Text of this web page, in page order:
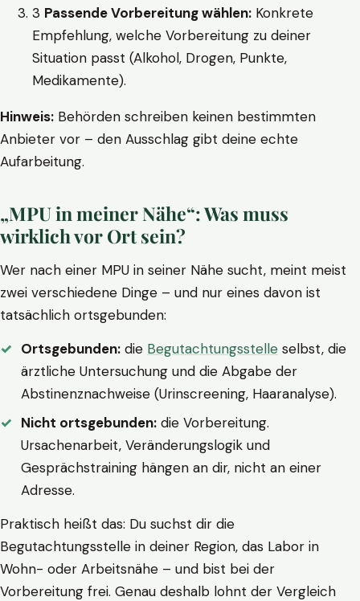
3 Passende Vorbereitung wählen: Konkrete
Empfehlung, welche Vorbereitung zu deiner
Situation passt (Alkohol, Drogen, Punkte,
Medikamente).
Hinweis: Behörden schreiben keinen bestimmten
Anbieter vor – den Ausschlag gibt deine echte
Aufarbeitung.
„MPU in meiner Nähe“: Was muss
wirklich vor Ort sein?
Wer nach einer MPU in seiner Nähe sucht, meint meist
zwei verschiedene Dinge – und nur eines davon ist
tatsächlich ortsgebunden:
Ortsgebunden: die Begutachtungsstelle selbst, die
ärztliche Untersuchung und die Abgabe der
Abstinenznachweise (Urinscreening, Haaranalyse).
Nicht ortsgebunden: die Vorbereitung.
Ursachenarbeit, Veränderungslogik und
Gesprächstraining hängen an dir, nicht an einer
Adresse.
Praktisch heißt das: Du suchst dir die
Begutachtungsstelle in deiner Region, das Labor in
Wohn- oder Arbeitsnähe – und bist bei der
Vorbereitung frei. Genau deshalb lohnt der Vergleich